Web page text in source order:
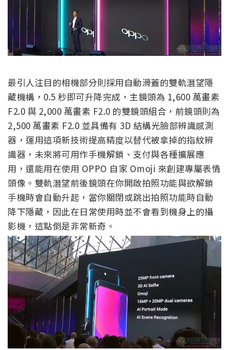
最引人注目的相機部分則採用自動滑蓋的雙軌潛望隱
藏機構，0.5 秒即可升降完成，主鏡頭為 1,600 萬畫素
F2.0 與 2,000 萬畫素 F2.0 的雙鏡頭組合，前鏡頭則為
2,500 萬畫素 F2.0 並具備有 3D 結構光臉部辨識感測
器，運用這項新技術提高精度以替代被拿掉的指紋辨
識器，未來將可用作手機解鎖、支付與各種擴展應
用，還能用在使用 OPPO 自家 Omoji 來創建專屬表情
頭像。雙軌潛望前後鏡頭在你開啟拍照功能與欲解鎖
手機時會自動升起，當你關閉或跳出拍照功能時自動
降下隱藏，因此在日常使用時並不會看到機身上的攝
影機，這點倒是非常新奇。